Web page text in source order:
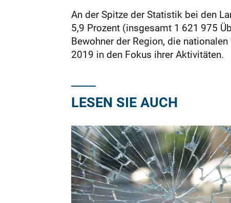
An der Spitze der Statistik bei den
5,9 Prozent (insgesamt 1 621 975
Bewohner der Region, die
2019 in den Fokus ihrer Aktivitäten.
LESEN SIE AUCH